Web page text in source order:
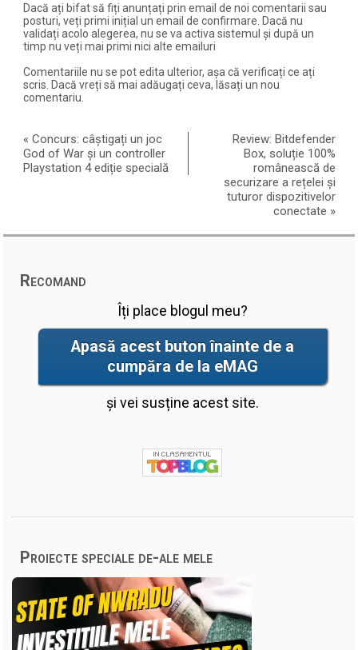
Dacă ați bifat să fiți anunțați prin email de noi comentarii sau
posturi, veți primi inițial un email de confirmare. Dacă nu
validați acolo alegerea, nu se va activa sistemul și după un
timp nu veți mai primi nici alte emailuri
Comentariile nu se pot edita ulterior, așa că verificați ce ați
scris. Dacă vreți să mai adăugați ceva, lăsați un nou
comentariu.
«Concurs: câștigați un joc
God of War și un controller
Playstation 4 ediție specială
Review: Bitdefender
Box, soluție 100%
românească de
securizare a rețelei și
tuturor dispozitivelor
conectate »
Recomand
Îți place blogul meu?
Apasă acest buton înainte de a
cumpăra de la eMAG
și vei susține acest site.
Proiecte speciale de-ale mele